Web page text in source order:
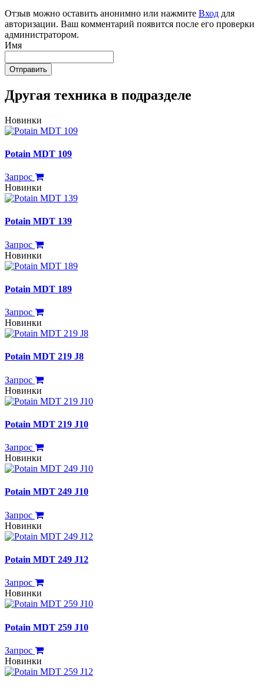
Отзыв можно оставить анонимно или нажмите Вход для
авторизации. Ваш комментарий появится после его проверки
администратором.
Имя
Отправить
Другая техника в подразделе
Новинки
Potain MDT 109
Запрос
Новинки
Potain MDT 139
Запрос
Новинки
Potain MDT 189
Запрос
Новинки
Potain MDT 219 J8
Запрос
Новинки
Potain MDT 219 J10
Запрос
Новинки
Potain MDT 249 J10
Запрос
Новинки
Potain MDT 249 J12
Запрос
Новинки
Potain MDT 259 J10
Запрос
Новинки